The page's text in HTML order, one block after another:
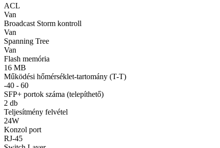
ACL
Van
Broadcast Storm kontroll
Van
Spanning Tree
Van
Flash memória
16 MB
Működési hőmérséklet-tartomány (T-T)
-40 - 60
SFP+ portok száma (telepíthető)
2 db
Teljesítmény felvétel
24W
Konzol port
RJ-45